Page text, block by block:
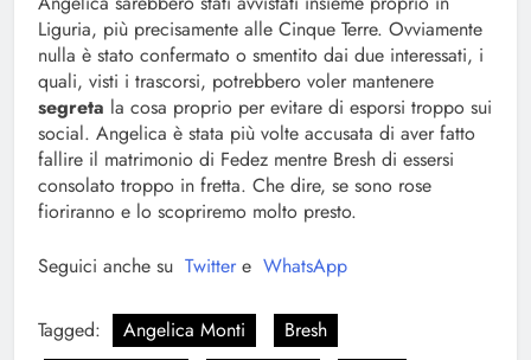
Liguria, più precisamente alle Cinque Terre. Ovviamente
nulla è stato confermato o smentito dai due interessati, i
quali, visti i trascorsi, potrebbero voler mantenere
segreta la cosa proprio per evitare di esporsi troppo sui
social. Angelica è stata più volte accusata di aver fatto
fallire il matrimonio di Fedez mentre Bresh di essersi
consolato troppo in fretta. Che dire, se sono rose
fioriranno e lo scopriremo molto presto.
Seguici anche su Twitter e WhatsApp
Tagged: Angelica Monti Bresh